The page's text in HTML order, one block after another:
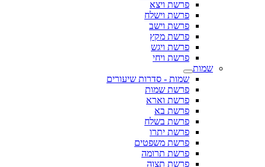
פרשת ויצא
פרשת וישלח
פרשת וישב
פרשת מקץ
פרשת ויגש
פרשת ויחי
שמות
שמות - סדרות שיעורים
פרשת שמות
פרשת וארא
פרשת בא
פרשת בשלח
פרשת יתרו
פרשת משפטים
פרשת תרומה
פרשת תצוה